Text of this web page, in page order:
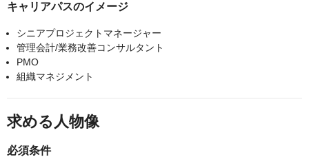
キャリアパスのイメージ
シニアプロジェクトマネージャー
管理会計/業務改善コンサルタント
PMO
組織マネジメント
求める人物像
必須条件